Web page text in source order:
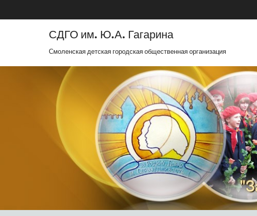
СДГО им. Ю.А. Гагарина
Смоленская детская городская общественная организация